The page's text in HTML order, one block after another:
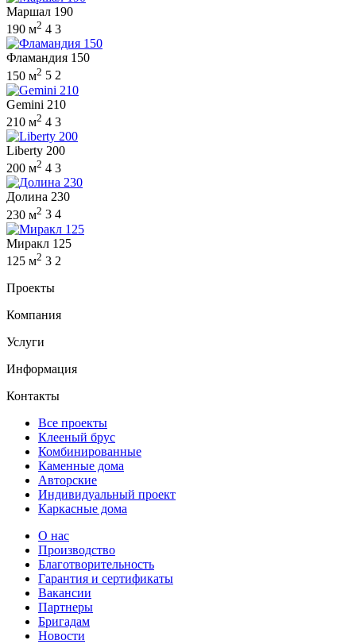
Маршал 190
190 м2 4 3
Фламандия 150
150 м2 5 2
Gemini 210
210 м2 4 3
Liberty 200
200 м2 4 3
Долина 230
230 м2 3 4
Миракл 125
125 м2 3 2
Проекты
Компания
Услуги
Информация
Контакты
Все проекты
Клееный брус
Комбинированные
Каменные дома
Авторские
Индивидуальный проект
Каркасные дома
О нас
Производство
Благотворительность
Гарантия и сертификаты
Вакансии
Партнеры
Бригадам
Новости